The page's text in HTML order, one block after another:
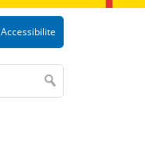
Accessibilite